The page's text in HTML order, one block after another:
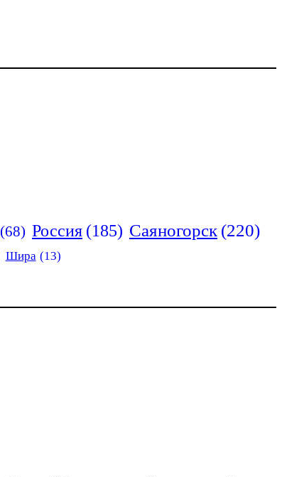
(68) Россия (185) Саяногорск (220)
Шира (13)